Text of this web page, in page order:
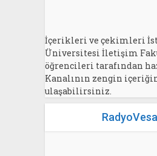
İçerikleri ve çekimleri
Üniversitesi İletişim
öğrencileri tarafından
Kanalının zengin
ulaşabilirsiniz.